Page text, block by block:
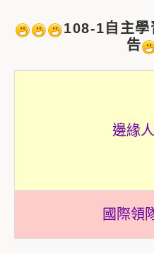
108-1自主學
告
邊緣
國際領